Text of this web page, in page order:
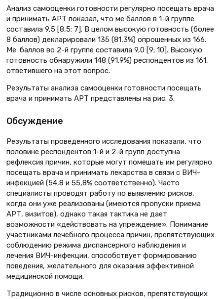
Анализ самооценки готовности регулярно посещать врача
и принимать АРТ показал, что ме баллов в 1-й группе
составила 9,5 [8,5; 7]. В целом высокую готовность (более
8 баллов) декларировали 135 (81,3%) опрошенных из 166.
Ме баллов во 2-й группе составила 9,0 [9; 10]. Высокую
готовность обнаружили 148 (91,9%) респондентов из 161,
ответившего на этот вопрос.
Результаты анализа самооценки готовности посещать
врача и принимать АРТ представлены на рис. 3.
Обсуждение
Результаты проведенного исследования показали, что
половине респондентов 1-й и 2-й групп доступна
рефлексия причин, которые могут помешать им регулярно
посещать врача и принимать лекарства в связи с ВИЧ-
инфекцией (54,8 и 55,8% соответственно). Часто
специалисты проводят работу по выявлению рисков,
когда они уже реализованы (имеются пропуски приема
АРТ, визитов), однако такая тактика не дает
возможности «действовать на упреждение». Понимание
участниками лечебного процесса причин, препятствующих
соблюдению режима диспансерного наблюдения и
лечения ВИЧ-инфекции, способствует формированию
поведения, желательного для оказания эффективной
медицинской помощи.
Традиционно в числе основных рисков, препятствующих